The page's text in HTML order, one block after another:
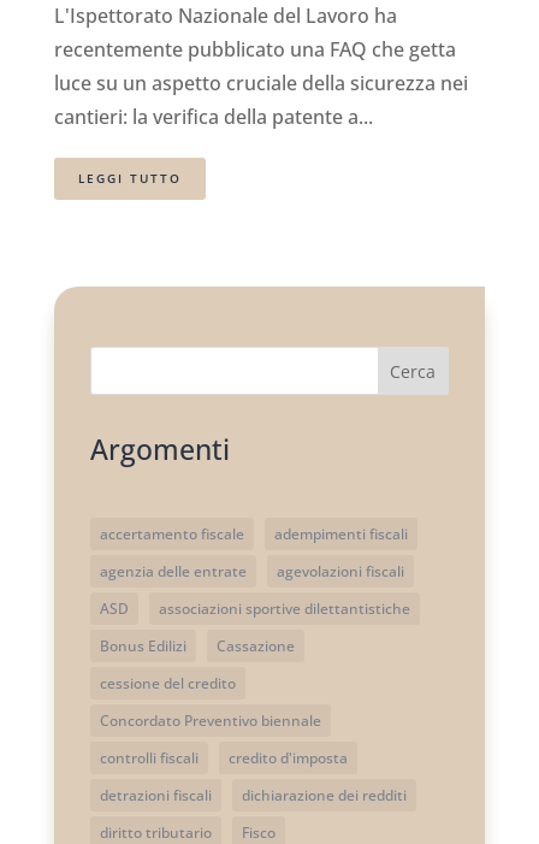
L'Ispettorato Nazionale del Lavoro ha
recentemente pubblicato una FAQ che getta
luce su un aspetto cruciale della sicurezza nei
cantieri: la verifica della patente a...
LEGGI TUTTO
Cerca
Argomenti
accertamento fiscale
adempimenti fiscali
agenzia delle entrate
agevolazioni fiscali
ASD
associazioni sportive dilettantistiche
Bonus Edilizi
Cassazione
cessione del credito
Concordato Preventivo biennale
controlli fiscali
credito d'imposta
detrazioni fiscali
dichiarazione dei redditi
diritto tributario
Fisco